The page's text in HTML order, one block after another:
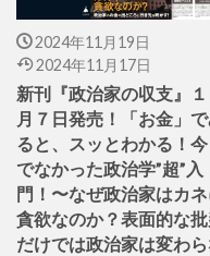
2024年11月19日
2024年11月17日
新刊『政治家の収支』１
月７日発売！「お金」
ると、スッとわかる！今
でなかった政治学”超”入
門！〜なぜ政治家はカ
貪欲なのか？表面的な批
だけでは政治家は変わ